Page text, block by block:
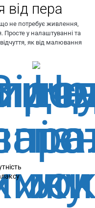
від пера
не потребує живлення,
Просте у налаштуванні та
як від малювання